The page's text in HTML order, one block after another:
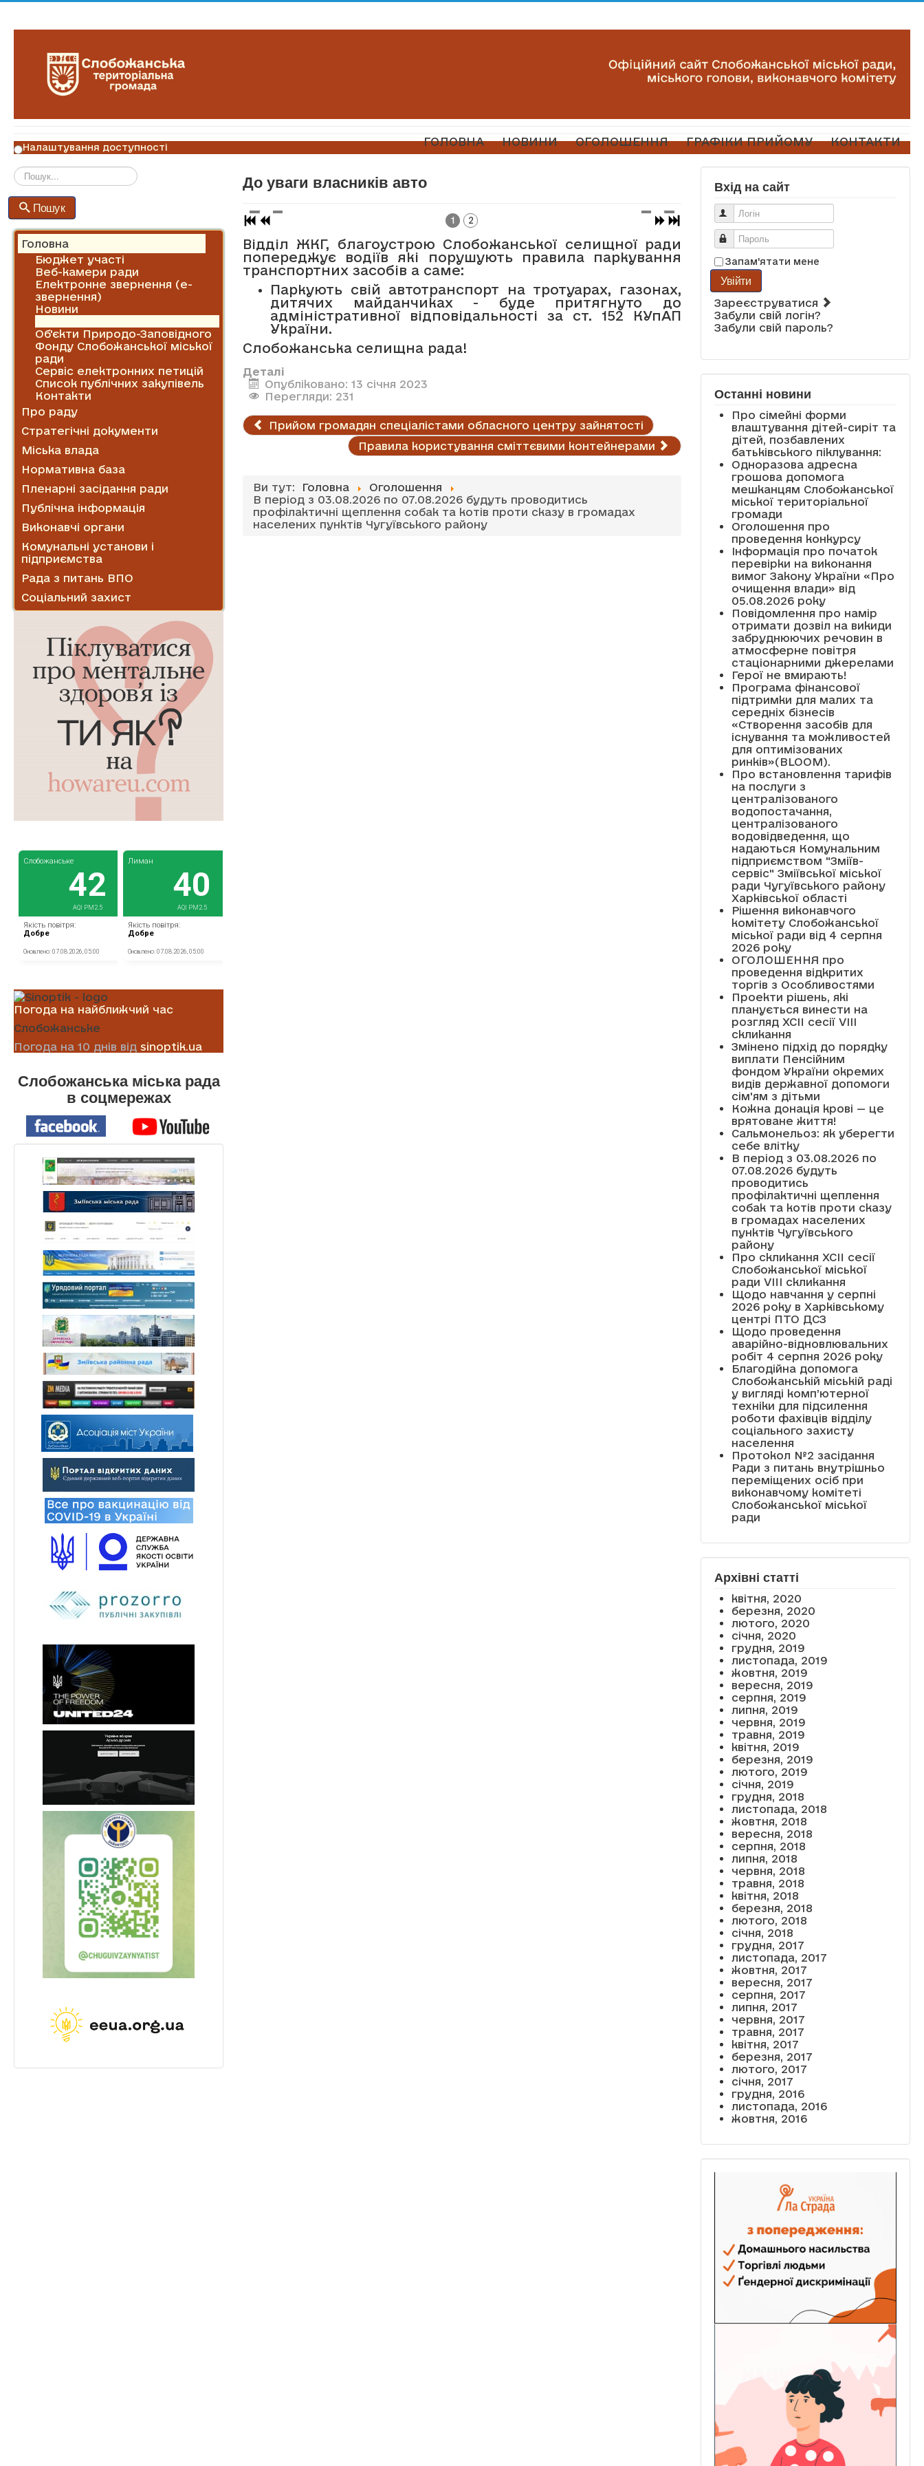
ГОЛОВНА НОВИНИ ОГОЛОШЕННЯ ГРАФІКИ ПРИЙОМУ КОНТАКТИ
Налаштування доступності
Пошук
Головна
Бюджет участі
Веб-камери ради
Електронне звернення (е-
звернення)
Новини
Об'єкти Природо-Заповідного
Фонду Слобожанської міської
ради
Сервіс електронних петицій
Список публічних закупівель
Контакти
Про раду
Стратегічні документи
Міська влада
Нормативна база
Пленарні засідання ради
Публічна інформація
Виконавчі органи
Комунальні установи і
підприємства
Рада з питань ВПО
Соціальний захист
Погода на найближчий час
Слобожанське
Погода на 10 днів від sinoptik.ua
Слобожанська міська рада
в соцмережах
До уваги власників авто
1 2
Відділ ЖКГ, благоустрою Слобожанської селищної ради
попереджує водіїв які порушують правила паркування
транспортних засобів а саме:
Паркують свій автотранспорт на тротуарах, газонах,
дитячих майданчиках - буде притягнуто до
адміністративної відповідальності за ст. 152 КУпАП
України.
Слобожанська селищна рада!
Деталі
Опубліковано: 13 січня 2023
Перегляди: 231
Прийом громадян спеціалістами обласного центру зайнятості
Правила користування сміттєвими контейнерами
Ви тут: Головна
Оголошення
В період з 03.08.2026 по 07.08.2026 будуть проводитись
профілактичні щеплення собак та котів проти сказу в громадах
населених пунктів Чугуївського району
Вхід на сайт
Логін
Пароль
Запам'ятати мене
Увійти
Зареєструватися
Забули свій логін?
Забули свій пароль?
Останні новини
Про сімейні форми
влаштування дітей-сиріт та
дітей, позбавлених
батьківського піклування:
Одноразова адресна
грошова допомога
мешканцям Слобожанської
міської територіальної
громади
Оголошення про
проведення конкурсу
Інформація про початок
перевірки на виконання
вимог Закону України «Про
очищення влади» від
05.08.2026 року
Повідомлення про намір
отримати дозвіл на викиди
забруднюючих речовин в
атмосферне повітря
стаціонарними джерелами
Герої не вмирають!
Програма фінансової
підтримки для малих та
середніх бізнесів
«Створення засобів для
існування та можливостей
для оптимізованих
ринків»(BLOOM).
Про встановлення тарифів
на послуги з
централізованого
водопостачання,
централізованого
водовідведення, що
надаються Комунальним
підприємством "Зміїв-
сервіс" Зміївської міської
ради Чугуївського району
Харківської області
Рішення виконавчого
комітету Слобожанської
міської ради від 4 серпня
2026 року
ОГОЛОШЕННЯ про
проведення відкритих
торгів з Особливостями
Проекти рішень, які
планується винести на
розгляд XCII сесії VІІІ
скликання
Змінено підхід до порядку
виплати Пенсійним
фондом України окремих
видів державної допомоги
сім'ям з дітьми
Кожна донація крові — це
врятоване життя!
Сальмонельоз: як уберегти
себе влітку
В період з 03.08.2026 по
07.08.2026 будуть
проводитись
профілактичні щеплення
собак та котів проти сказу
в громадах населених
пунктів Чугуївського
району
Про скликання XCII сесії
Слобожанської міської
ради VIII скликання
Щодо навчання у серпні
2026 року в Харківському
центрі ПТО ДСЗ
Щодо проведення
аварійно-відновлювальних
робіт 4 серпня 2026 року
Благодійна допомога
Слобожанській міській раді
у вигляді комп’ютерної
техніки для підсилення
роботи фахівців відділу
соціального захисту
населення
Протокол №2 засідання
Ради з питань внутрішньо
переміщених осіб при
виконавчому комітеті
Слобожанської міської
ради
Архівні статті
квітня, 2020
березня, 2020
лютого, 2020
січня, 2020
грудня, 2019
листопада, 2019
жовтня, 2019
вересня, 2019
серпня, 2019
липня, 2019
червня, 2019
травня, 2019
квітня, 2019
березня, 2019
лютого, 2019
січня, 2019
грудня, 2018
листопада, 2018
жовтня, 2018
вересня, 2018
серпня, 2018
липня, 2018
червня, 2018
травня, 2018
квітня, 2018
березня, 2018
лютого, 2018
січня, 2018
грудня, 2017
листопада, 2017
жовтня, 2017
вересня, 2017
серпня, 2017
липня, 2017
червня, 2017
травня, 2017
квітня, 2017
березня, 2017
лютого, 2017
січня, 2017
грудня, 2016
листопада, 2016
жовтня, 2016